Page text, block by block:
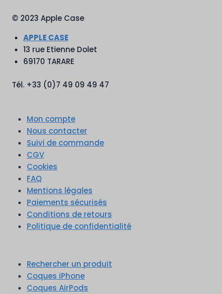
© 2023 Apple Case
APPLE CASE
13 rue Etienne Dolet
69170 TARARE
Tél. +33 (0)7 49 09 49 47
Mon compte
Nous contacter
Suivi de commande
CGV
Cookies
FAQ
Mentions légales
Paiements sécurisés
Conditions de retours
Politique de confidentialité
Rechercher un produit
Coques iPhone
Coques AirPods